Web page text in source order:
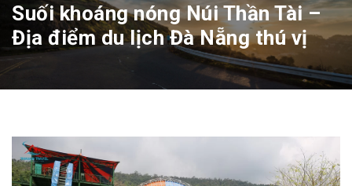
Suối khoáng nóng Núi Thần Tài –
Địa điểm du lịch Đà Nẵng thú vị